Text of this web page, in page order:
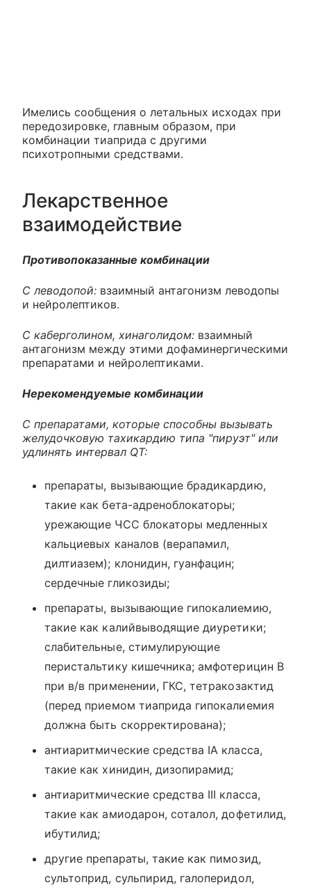
Имелись сообщения о летальных исходах при
передозировке, главным образом, при
комбинации тиаприда с другими
психотропными средствами.
Лекарственное
взаимодействие
Противопоказанные комбинации
С леводопой: взаимный антагонизм леводопы
и нейролептиков.
C каберголином, хинаголидом: взаимный
антагонизм между этими дофаминергическими
препаратами и нейролептиками.
Нерекомендуемые комбинации
С препаратами, которые способны вызывать
желудочковую тахикардию типа "пируэт" или
удлинять интервал QT:
препараты, вызывающие брадикардию,
такие как бета-адреноблокаторы;
урежающие ЧСС блокаторы медленных
кальциевых каналов (верапамил,
дилтиазем); клонидин, гуанфацин;
сердечные гликозиды;
препараты, вызывающие гипокалиемию,
такие как калийвыводящие диуретики;
слабительные, стимулирующие
перистальтику кишечника; амфотерицин В
при в/в применении, ГКС, тетракозактид
(перед приемом тиаприда гипокалиемия
должна быть скорректирована);
антиаритмические средства IА класса,
такие как хинидин, дизопирамид;
антиаритмические средства III класса,
такие как амиодарон, соталол, дофетилид,
ибутилид;
другие препараты, такие как пимозид,
сультоприд, сульпирид, галоперидол,